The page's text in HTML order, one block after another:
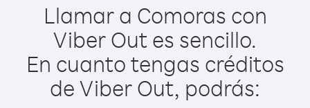
Llamar a Comoras con
Viber Out es sencillo.
En cuanto tengas créditos
de Viber Out, podrás: